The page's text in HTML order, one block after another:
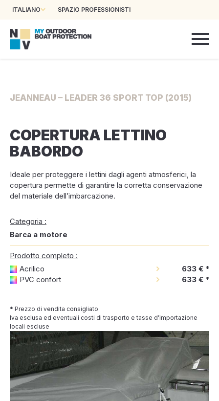
ITALIANO SPAZIO PROFESSIONISTI
JEANNEAU – LEADER 36 SPORT TOP (2015)
COPERTURA LETTINO
BABORDO
Ideale per proteggere i lettini dagli agenti atmosferici, la
copertura permette di garantire la corretta conservazione
del materiale dell’imbarcazione.
Categoria :
Barca a motore
Prodotto completo :
Acrilico
633 € *
PVC confort
633 € *
* Prezzo di vendita consigliato
Iva esclusa ed eventuali costi di trasporto e tasse d’importazione
locali escluse